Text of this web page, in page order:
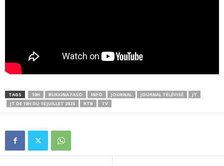
TAGS 19H BURKINA FASO INFO JOURNAL JOURNAL TÉLÉVISÉ
JT
JT DE 19H DU 16 JUILLET 2025
RTB TV